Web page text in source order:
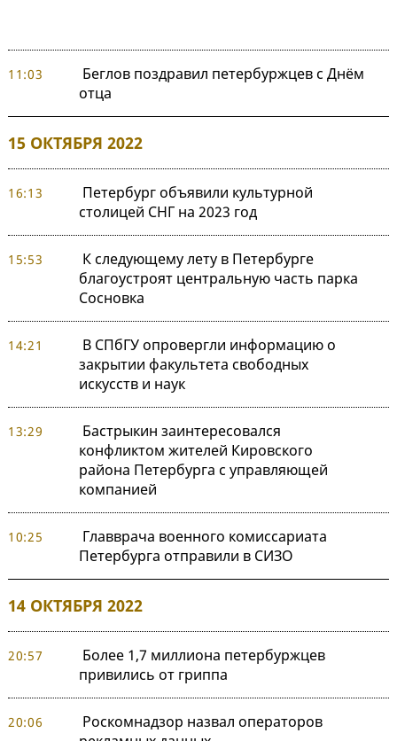
11:03
Беглов поздравил петербуржцев с Днём
отца
15 ОКТЯБРЯ 2022
16:13
Петербург объявили культурной
столицей СНГ на 2023 год
15:53
К следующему лету в Петербурге
благоустроят центральную часть парка
Сосновка
14:21
В СПбГУ опровергли информацию о
закрытии факультета свободных
искусств и наук
13:29
Бастрыкин заинтересовался
конфликтом жителей Кировского
района Петербурга с управляющей
компанией
10:25
Главврача военного комиссариата
Петербурга отправили в СИЗО
14 ОКТЯБРЯ 2022
20:57
Более 1,7 миллиона петербуржцев
привились от гриппа
20:06
Роскомнадзор назвал операторов